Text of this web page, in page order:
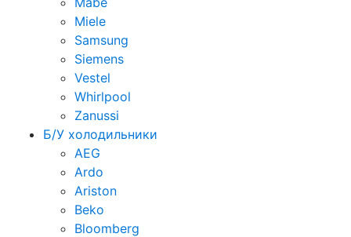
Miele
Samsung
Siemens
Vestel
Whirlpool
Zanussi
Б/У холодильники
AEG
Ardo
Ariston
Beko
Bloomberg